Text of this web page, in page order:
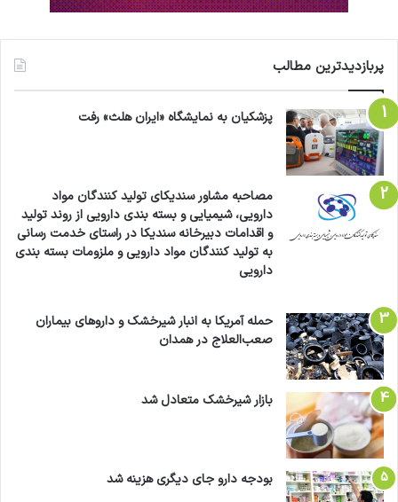
پربازدیدترین مطالب
پزشکیان به نمایشگاه «ایران هلث» رفت
مصاحبه مشاور سندیکای تولید کنندگان مواد
دارویی، شیمیایی و بسته بندی دارویی از روند تولید
و اقدامات دبیرخانه سندیکا در راستای خدمت رسانی
به تولید کنندگان مواد دارویی و ملزومات بسته بندی
دارویی
حمله آمریکا به انبار شیرخشک و داروهای بیماران
صعب‌العلاج در همدان
بازار شیرخشک متعادل شد
بودجه دارو جای دیگری هزینه شد